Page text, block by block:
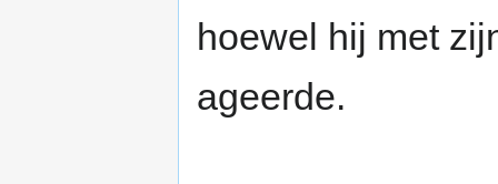
hoewel hij met
ageerde.